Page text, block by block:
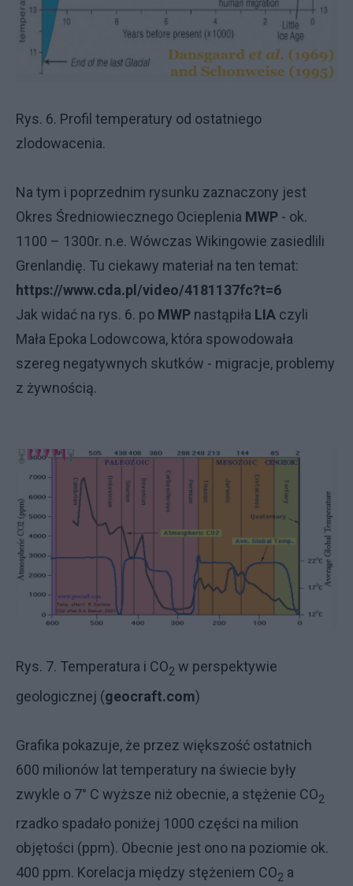
Rys. 6. Profil temperatury od ostatniego
zlodowacenia.
Na tym i poprzednim rysunku zaznaczony jest
Okres Średniowiecznego Ocieplenia MWP - ok.
1100 – 1300r. n.e. Wówczas Wikingowie zasiedlili
Grenlandię. Tu ciekawy materiał na ten temat:
https://www.cda.pl/video/4181137fc?t=6
Jak widać na rys. 6. po MWP nastąpiła LIA czyli
Mała Epoka Lodowcowa, która spowodowała
szereg negatywnych skutków - migracje, problemy
z żywnością.
Rys. 7. Temperatura i CO2 w perspektywie
geologicznej (geocraft.com)
Grafika pokazuje, że przez większość ostatnich
600 milionów lat temperatury na świecie były
zwykle o 7° C wyższe niż obecnie, a stężenie CO2
rzadko spadało poniżej 1000 części na milion
objętości (ppm). Obecnie jest ono na poziomie ok.
400 ppm. Korelacja między stężeniem CO2 a